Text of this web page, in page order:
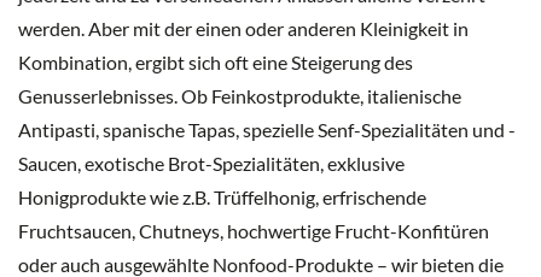
werden. Aber mit der einen oder anderen Kleinigkeit in
Kombination, ergibt sich oft eine Steigerung des
Genusserlebnisses. Ob Feinkostprodukte, italienische
Antipasti, spanische Tapas, spezielle Senf-Spezialitäten und -
Saucen, exotische Brot-Spezialitäten, exklusive
Honigprodukte wie z.B. Trüffelhonig, erfrischende
Fruchtsaucen, Chutneys, hochwertige Frucht-Konfitüren
oder auch ausgewählte Nonfood-Produkte – wir bieten die